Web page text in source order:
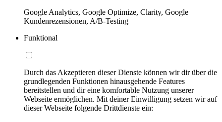
Google Analytics, Google Optimize, Clarity, Google
Kundenrezensionen, A/B-Testing
Funktional
Durch das Akzeptieren dieser Dienste können wir dir über die
grundlegenden Funktionen hinausgehende Features
bereitstellen und dir eine komfortable Nutzung unserer
Webseite ermöglichen. Mit deiner Einwilligung setzen wir auf
dieser Webseite folgende Drittdienste ein: